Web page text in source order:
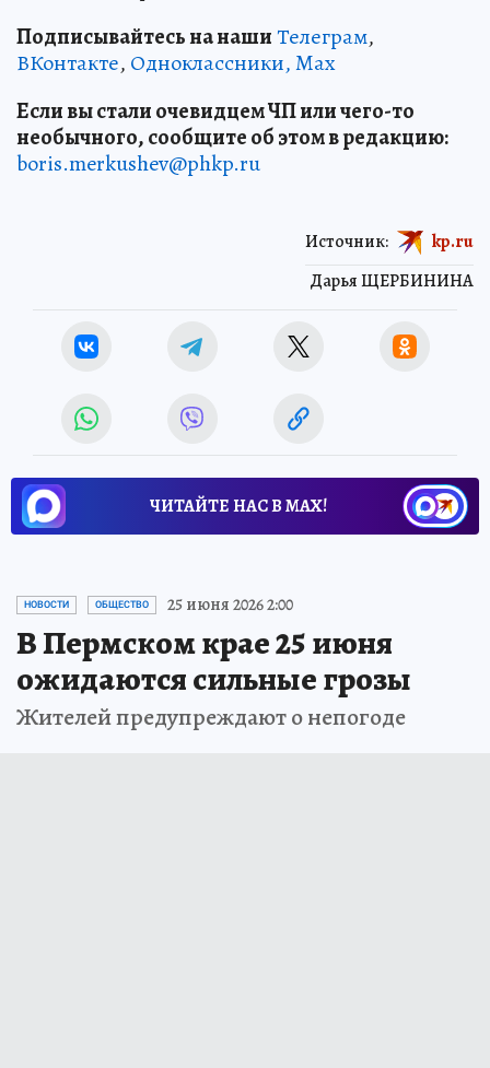
Подписывайтесь на нашиТелеграм,
ВКонтакте, Одноклассники,Max
Если вы стали очевидцем ЧП или чего-то
необычного, сообщите об этом в редакцию:
boris.merkushev@phkp.ru
Дарья ЩЕРБИНИНА
Источник: kp.ru
ЧИТАЙТЕ НАС В МАХ!
НОВОСТИ ОБЩЕСТВО 25 июня 2026 2:00
В Пермском крае 25 июня
ожидаются сильные грозы
Жителей предупреждают о непогоде